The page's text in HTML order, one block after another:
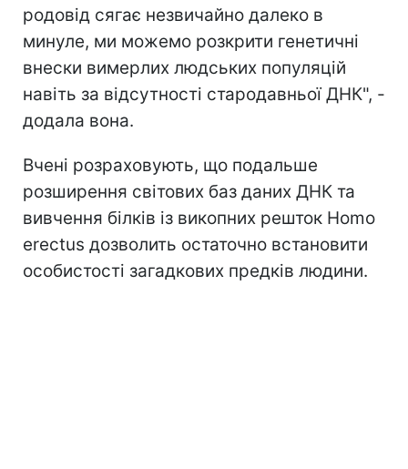
родовід сягає незвичайно далеко в
минуле, ми можемо розкрити генетичні
внески вимерлих людських популяцій
навіть за відсутності стародавньої ДНК", -
додала вона.
Вчені розраховують, що подальше
розширення світових баз даних ДНК та
вивчення білків із викопних решток Homo
erectus дозволить остаточно встановити
особистості загадкових предків людини.